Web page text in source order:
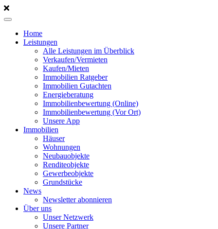
Home
Leistungen
Alle Leistungen im Überblick
Verkaufen/Vermieten
Kaufen/Mieten
Immobilien Ratgeber
Immobilien Gutachten
Energieberatung
Immobilienbewertung (Online)
Immobilienbewertung (Vor Ort)
Unsere App
Immobilien
Häuser
Wohnungen
Neubauobjekte
Renditeobjekte
Gewerbeobjekte
Grundstücke
News
Newsletter abonnieren
Über uns
Unser Netzwerk
Unsere Partner